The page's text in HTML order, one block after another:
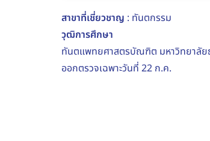
สาขาที่เชี่ยวชาญ : ทันตกรรม
วุฒิการศึกษา
ทันตแพทยศาสตรบัณฑิต มหาวิทยาลัย
ออกตรวจเฉพาะวันที่ 22 ก.ค.